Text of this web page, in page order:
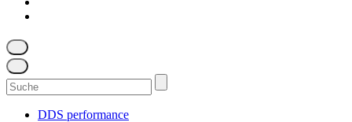
Suchen
nach:
DDS performance